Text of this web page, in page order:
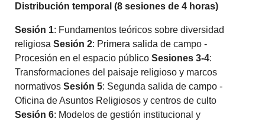
Distribución temporal (8 sesiones de 4 horas)
Sesión 1: Fundamentos teóricos sobre diversidad
religiosaSesión 2: Primera salida de campo -
Procesión en el espacio públicoSesiones 3-4:
Transformaciones del paisaje religioso y marcos
normativosSesión 5: Segunda salida de campo -
Oficina de Asuntos Religiosos y centros de culto
Sesión 6: Modelos de gestión institucional y